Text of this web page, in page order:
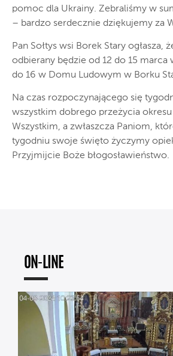
pomoc dla Ukrainy. Zebraliśmy w
– bardzo serdecznie dziękujemy za
Pan Sołtys wsi Borek Stary ogłasza,
odbierany będzie od 12 do 15 marca
do 16 w Domu Ludowym w Borku
Na czas rozpoczynającego się
wszystkim dobrego przeżycia
Wszystkim, a zwłaszcza Paniom,
tygodniu swoje święto życzymy
Przyjmijcie Boże błogosławieństwo.
ON-LINE